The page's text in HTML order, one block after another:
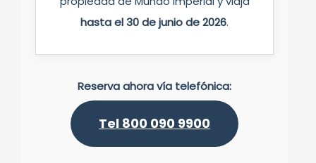
hasta el 30 de junio de 2026.
Reserva ahora vía telefónica:
Tel 800 090 9900